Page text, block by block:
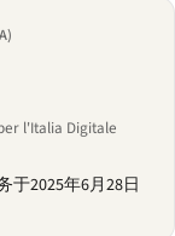
l'Italia Digitale
2025年6月28日